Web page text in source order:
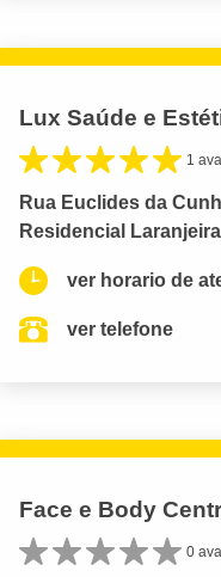
Lux Saúde e
1
Rua Euclides da
Residencial
ver horario de
ver telefone
Face e Body
0